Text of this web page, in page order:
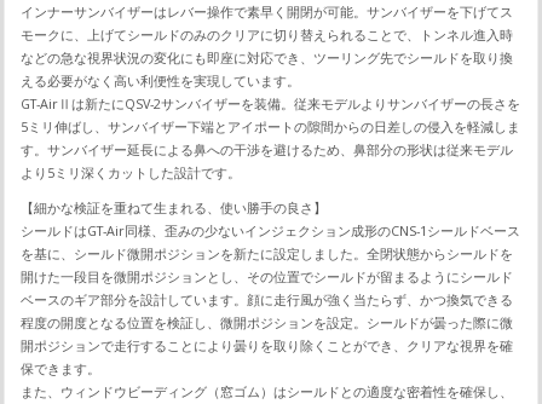
インナーサンバイザーはレバー操作で素早く開閉が可能。サンバイザーを下げてス
モークに、上げてシールドのみのクリアに切り替えられることで、トンネル進入時
などの急な視界状況の変化にも即座に対応でき、ツーリング先でシールドを取り換
える必要がなく高い利便性を実現しています。
GT-AirⅡは新たにQSV-2サンバイザーを装備。従来モデルよりサンバイザーの長さを
5ミリ伸ばし、サンバイザー下端とアイポートの隙間からの日差しの侵入を軽減しま
す。サンバイザー延長による鼻への干渉を避けるため、鼻部分の形状は従来モデル
より5ミリ深くカットした設計です。
【細かな検証を重ねて生まれる、使い勝手の良さ】
シールドはGT-Air同様、歪みの少ないインジェクション成形のCNS-1シールドベース
を基に、シールド微開ポジションを新たに設定しました。全閉状態からシールドを
開けた一段目を微開ポジションとし、その位置でシールドが留まるようにシールド
ベースのギア部分を設計しています。顔に走行風が強く当たらず、かつ換気できる
程度の開度となる位置を検証し、微開ポジションを設定。シールドが曇った際に微
開ポジションで走行することにより曇りを取り除くことができ、クリアな視界を確
保できます。
また、ウィンドウビーディング（窓ゴム）はシールドとの適度な密着性を確保し、